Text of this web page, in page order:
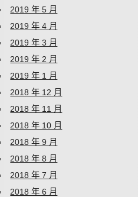
2019 年 5 月
2019 年 4 月
2019 年 3 月
2019 年 2 月
2019 年 1 月
2018 年 12 月
2018 年 11 月
2018 年 10 月
2018 年 9 月
2018 年 8 月
2018 年 7 月
2018 年 6 月